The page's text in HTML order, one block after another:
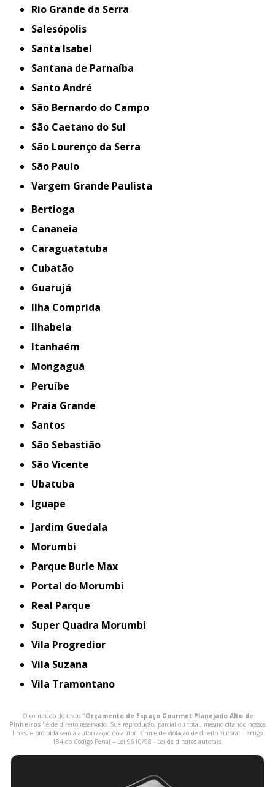
Rio Grande da Serra
Salesópolis
Santa Isabel
Santana de Parnaíba
Santo André
São Bernardo do Campo
São Caetano do Sul
São Lourenço da Serra
São Paulo
Vargem Grande Paulista
Bertioga
Cananeia
Caraguatatuba
Cubatão
Guarujá
Ilha Comprida
Ilhabela
Itanhaém
Mongaguá
Peruíbe
Praia Grande
Santos
São Sebastião
São Vicente
Ubatuba
iguape
Jardim Guedala
Morumbi
Parque Burle Max
Portal do Morumbi
Real Parque
Super Quadra Morumbi
Vila Progredior
Vila Suzana
Vila Tramontano
O conteúdo do texto "Orçamento de Espaço Gourmet Planejado Alto de
Pinheiros" é de direito reservado. Sua reprodução, parcial ou total, mesmo citando nossos
links, é proibida sem a autorização do autor. Crime de violação de direito autoral – artigo
184 do Código Penal – Lei 9610/98 - Lei de direitos autorais.